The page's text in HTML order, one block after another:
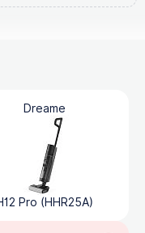
Dreame
Pro (HHR25A)